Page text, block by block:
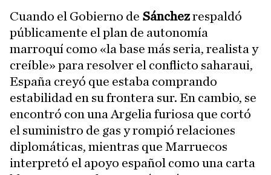
Cuando el Gobierno de Sánchezrespaldó
públicamente el plan de autonomía
marroquí como «la base más seria, realista y
creíble» para resolver el conflicto saharaui,
España creyó que estaba comprando
estabilidad en su frontera sur. En cambio, se
encontró con una Argelia furiosa que cortó
el suministro de gas y rompió relaciones
diplomáticas, mientras que Marruecos
interpretó el apoyo español como una carta